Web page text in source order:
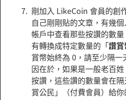
剛加入 LikeCoin 會員的創
自己剛剛貼的文章，有幾
帳戶中查看那些按讚的數
有轉換成特定數量的「讚
賞幣始終為 0，請至少隔
因在於，如果是一般老百姓
按讚，這些讚的數量會在
賞公民」（付費會員）給